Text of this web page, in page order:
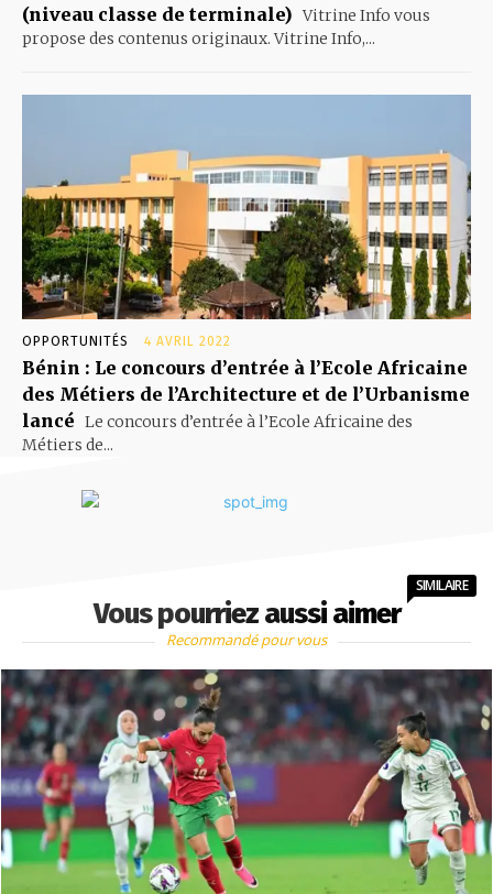
(niveau classe de terminale) Vitrine Info vous
propose des contenus originaux. Vitrine Info,...
OPPORTUNITÉS 4 AVRIL 2022
Bénin : Le concours d’entrée à l’Ecole Africaine
des Métiers de l’Architecture et de l’Urbanisme
lancé Le concours d’entrée à l’Ecole Africaine des
Métiers de...
Vous pourriez aussi aimer
SIMILAIRE
Recommandé pour vous